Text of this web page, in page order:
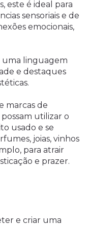
este é ideal para
sensoriais e de
emocionais,
uma linguagem
e destaques
marcas de
utilizar o
usado e se
joias, vinhos
para atrair
e prazer.
e criar uma